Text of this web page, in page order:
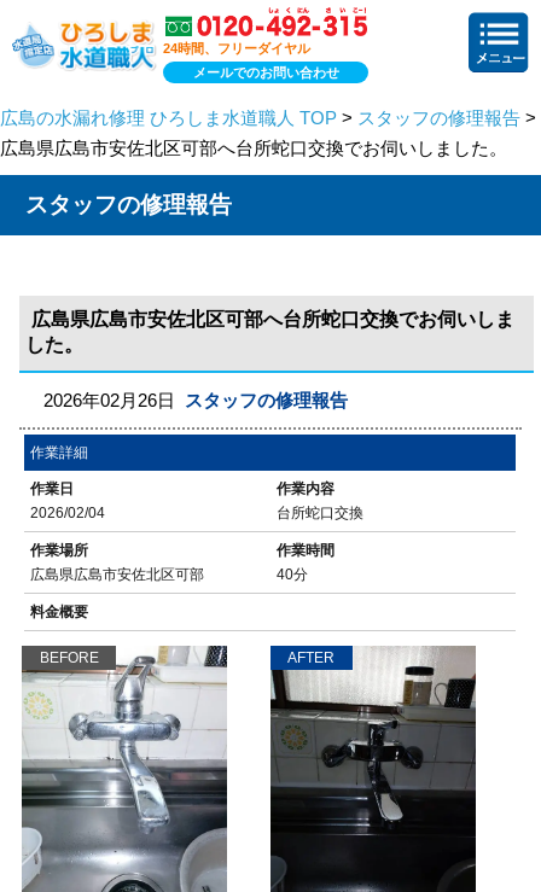
24時間、フリーダイヤル
メールでのお問い合わせ
広島の水漏れ修理 ひろしま水道職人 TOP > スタッフの修理報告 >
広島県広島市安佐北区可部へ台所蛇口交換でお伺いしました。
スタッフの修理報告
広島県広島市安佐北区可部へ台所蛇口交換でお伺いしま
した。
2026年02月26日 スタッフの修理報告
作業詳細
作業日
2026/02/04
作業内容
台所蛇口交換
作業場所
広島県広島市安佐北区可部
作業時間
40分
料金概要
BEFORE AFTER